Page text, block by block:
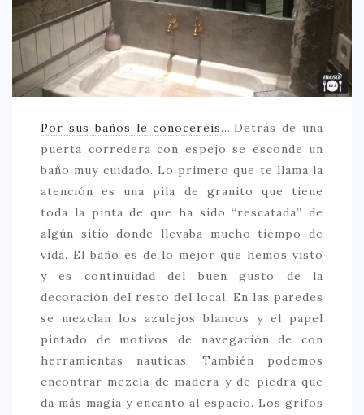
CREATIVA
DULCE
FUSIÓN
INDIA
ITALIANA
LATINA
SALUDABLE
TAPAS
TRADICIONAL
PRECIO
25 – 50 €
> 50 €
Por sus baños le conoceréis….Detrás de una
puerta corredera con espejo se esconde un
baño muy cuidado. Lo primero que te llama la
atención es una pila de granito que tiene
toda la pinta de que ha sido “rescatada” de
algún sitio donde llevaba mucho tiempo de
vida. El baño es de lo mejor que hemos visto
y es continuidad del buen gusto de la
decoración del resto del local. En las paredes
se mezclan los azulejos blancos y el papel
pintado de motivos de navegación de con
herramientas nauticas. También podemos
encontrar mezcla de madera y de piedra que
da más magia y encanto al espacio. Los grifos